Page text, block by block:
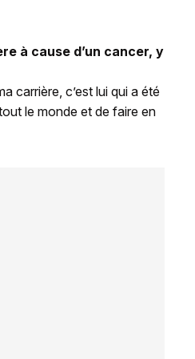
à cause d’un cancer, y
carrière, c’est lui qui a été
le monde et de faire en